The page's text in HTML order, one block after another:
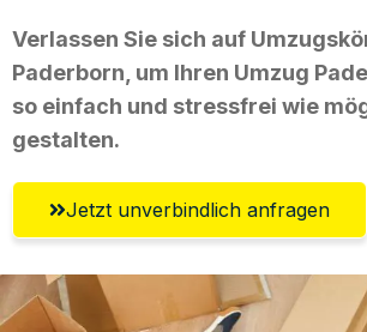
Verlassen Sie sich auf
Paderborn, um Ihren Umzug
so einfach und stressfrei wie
gestalten.
Jetzt unverbindlich anfragen